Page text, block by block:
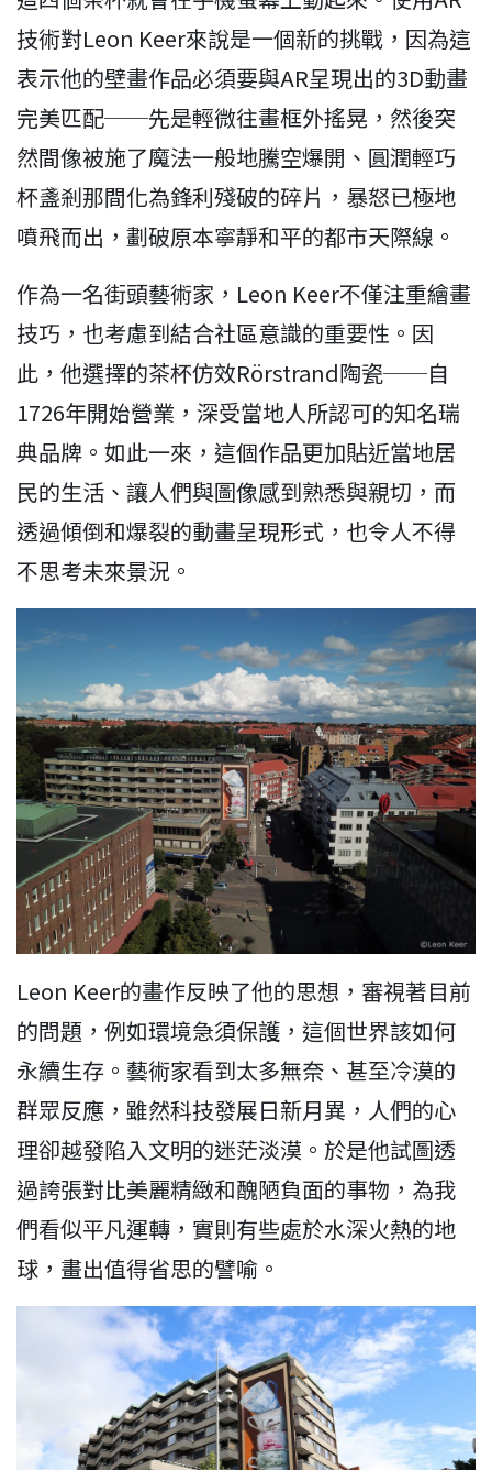
技術對Leon Keer來說是一個新的挑戰，因為這
表示他的壁畫作品必須要與AR呈現出的3D動畫
完美匹配──先是輕微往畫框外搖晃，然後突
然間像被施了魔法一般地騰空爆開、圓潤輕巧
杯盞剎那間化為鋒利殘破的碎片，暴怒已極地
噴飛而出，劃破原本寧靜和平的都市天際線。
作為一名街頭藝術家，Leon Keer不僅注重繪畫
技巧，也考慮到結合社區意識的重要性。因
此，他選擇的茶杯仿效Rörstrand陶瓷──自
1726年開始營業，深受當地人所認可的知名瑞
典品牌。如此一來，這個作品更加貼近當地居
民的生活、讓人們與圖像感到熟悉與親切，而
透過傾倒和爆裂的動畫呈現形式，也令人不得
不思考未來景況。
Leon Keer的畫作反映了他的思想，審視著目前
的問題，例如環境急須保護，這個世界該如何
永續生存。藝術家看到太多無奈、甚至冷漠的
群眾反應，雖然科技發展日新月異，人們的心
理卻越發陷入文明的迷茫淡漠。於是他試圖透
過誇張對比美麗精緻和醜陋負面的事物，為我
們看似平凡運轉，實則有些處於水深火熱的地
球，畫出值得省思的譬喻。